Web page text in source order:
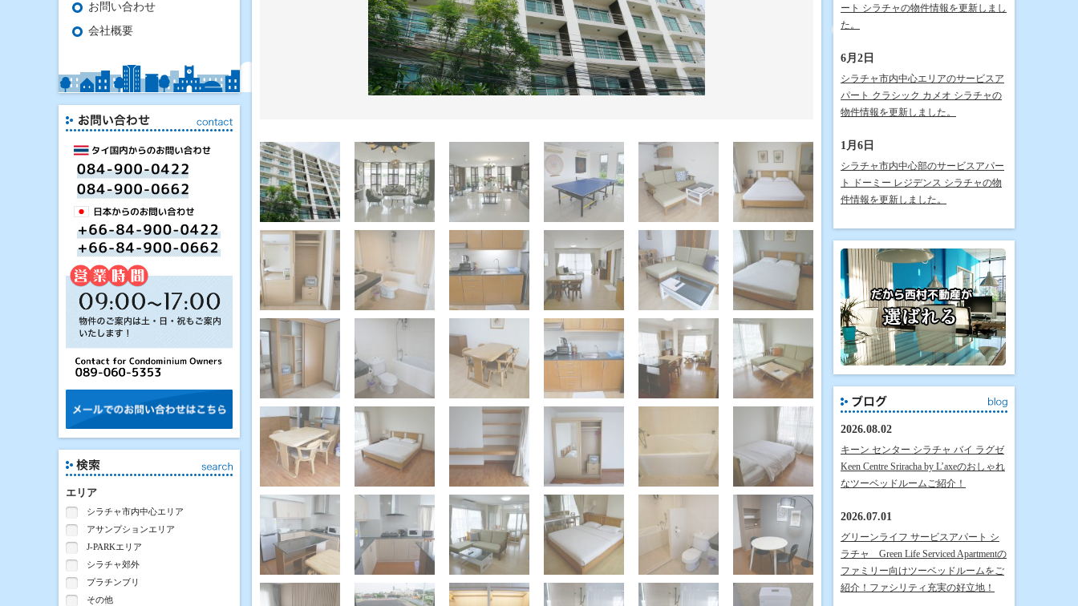
お問い合わせ
会社概要
エリア
シラチャ市内中心エリア
アサンプションエリア
J-PARKエリア
シラチャ郊外
プラチンブリ
その他
ート シラチャの物件情報を更新しまし
た。
6月2日
シラチャ市内中心エリアのサービスア
パート クラシック カメオ シラチャの
物件情報を更新しました。
1月6日
シラチャ市内中心部のサービスアパー
ト ドーミー レジデンス シラチャの物
件情報を更新しました。
2026.08.02
キーン センター シラチャ バイ ラグゼ
Keen Centre Sriracha by L’axeのおしゃれ
なツーベッドルームご紹介！
2026.07.01
グリーンライフ サービスアパート シ
ラチャ Green Life Serviced Apartmentの
ファミリー向けツーベッドルームをご
紹介！ファシリティ充実の好立地！